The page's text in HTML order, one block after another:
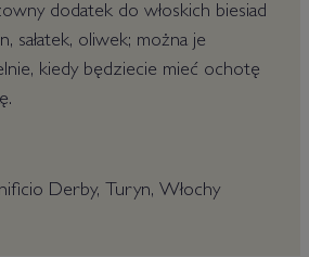
dodatek do włoskich biesiad
sałatek, oliwek; można je
kiedy będziecie mieć ochotę
Derby, Turyn, Włochy